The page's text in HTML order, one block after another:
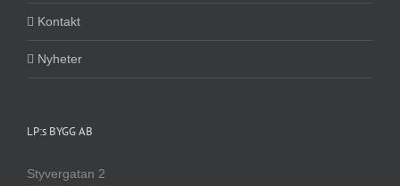
Kontakt
Nyheter
LP:s BYGG AB
Styvergatan 2